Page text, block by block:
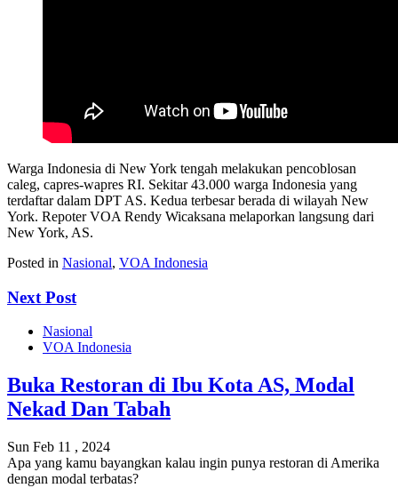
Warga Indonesia di New York tengah melakukan pencoblosan
caleg, capres-wapres RI. Sekitar 43.000 warga Indonesia yang
terdaftar dalam DPT AS. Kedua terbesar berada di wilayah New
York. Repoter VOA Rendy Wicaksana melaporkan langsung dari
New York, AS.
Posted in Nasional, VOA Indonesia
Next Post
Nasional
VOA Indonesia
Buka Restoran di Ibu Kota AS, Modal
Nekad Dan Tabah
Sun Feb 11 , 2024
Apa yang kamu bayangkan kalau ingin punya restoran di Amerika
dengan modal terbatas?